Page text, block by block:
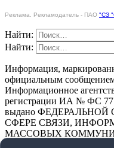
Реклама. Рекламодатель - ПАО "СЗ
Найти:
Найти:
Информация,
официальным
Информационное
регистрации ИА № ФС 77
выдано
СФЕРЕ СВЯЗИ,
МАССОВЫХ